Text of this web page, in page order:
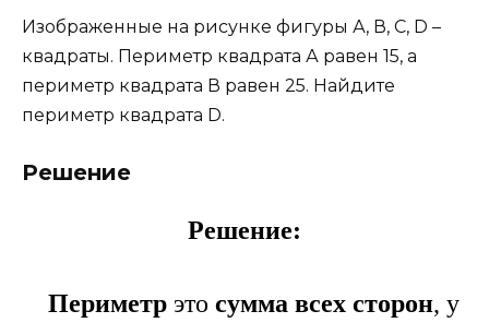
Изображенные на рисунке фигуры А, В, С, D –
квадраты. Периметр квадрата А равен 15, а
периметр квадрата В равен 25. Найдите
периметр квадрата D.
Решение
Решение:
Периметр это сумма всех сторон, у